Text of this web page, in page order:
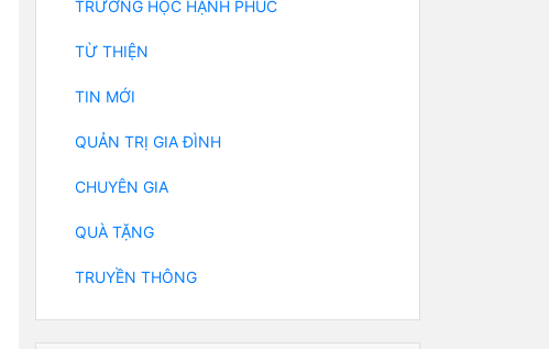
TRƯỜNG HỌC HẠNH PHÚC
TỪ THIỆN
TIN MỚI
QUẢN TRỊ GIA ĐÌNH
CHUYÊN GIA
QUÀ TẶNG
TRUYỀN THÔNG